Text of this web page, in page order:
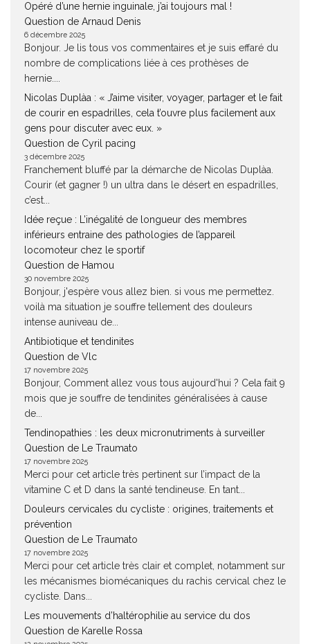
Opéré d’une hernie inguinale, j’ai toujours mal !
Question de Arnaud Denis
6 décembre 2025
Bonjour. Je lis tous vos commentaires et je suis effaré du
nombre de complications liée à ces prothèses de
hernie....
Nicolas Duplàa : « J’aime visiter, voyager, partager et le fait
de courir en espadrilles, cela t’ouvre plus facilement aux
gens pour discuter avec eux. »
Question de Cyril pacing
3 décembre 2025
Franchement bluffé par la démarche de Nicolas Duplàa.
Courir (et gagner !) un ultra dans le désert en espadrilles,
c’est...
Idée reçue : L’inégalité de longueur des membres
inférieurs entraine des pathologies de l’appareil
locomoteur chez le sportif
Question de Hamou
30 novembre 2025
Bonjour, j'espère vous allez bien. si vous me permettez.
voilà ma situation je souffre tellement des douleurs
intense auniveau de...
Antibiotique et tendinites
Question de Vlc
17 novembre 2025
Bonjour, Comment allez vous tous aujourd'hui ? Cela fait 9
mois que je souffre de tendinites généralisées à cause
de...
Tendinopathies : les deux micronutriments à surveiller
Question de Le Traumato
17 novembre 2025
Merci pour cet article très pertinent sur l’impact de la
vitamine C et D dans la santé tendineuse. En tant...
Douleurs cervicales du cycliste : origines, traitements et
prévention
Question de Le Traumato
17 novembre 2025
Merci pour cet article très clair et complet, notamment sur
les mécanismes biomécaniques du rachis cervical chez le
cycliste. Dans...
Les mouvements d’haltérophilie au service du dos
Question de Karelle Rossa